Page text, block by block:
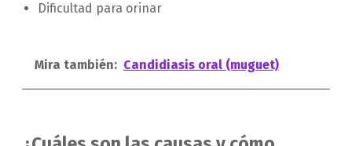
Dificultad para orinar
Mira también: Candidiasis oral (muguet)